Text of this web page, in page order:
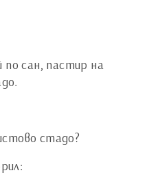
по сан, пастир на
стадо?